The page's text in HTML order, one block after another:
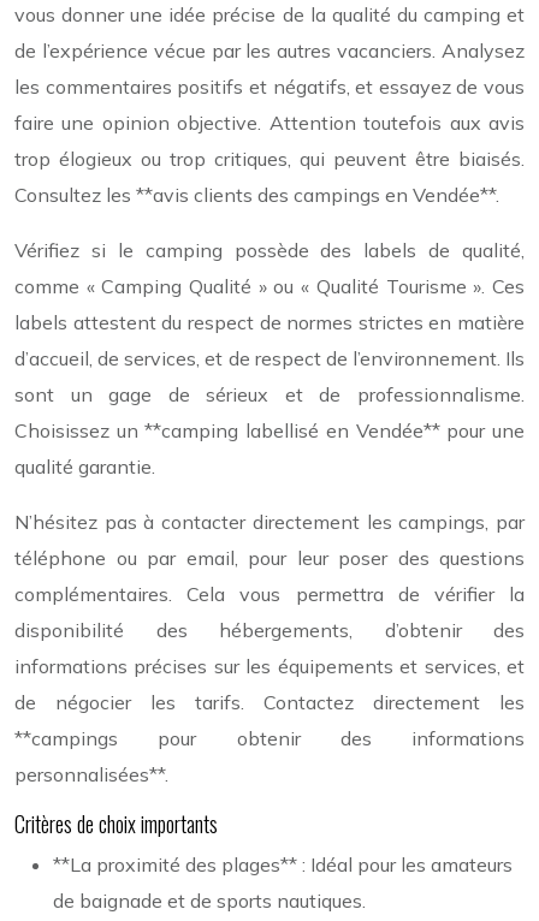
vous donner une idée précise de la qualité du camping et
de l’expérience vécue par les autres vacanciers. Analysez
les commentaires positifs et négatifs, et essayez de vous
faire une opinion objective. Attention toutefois aux avis
trop élogieux ou trop critiques, qui peuvent être biaisés.
Consultez les **avis clients des campings en Vendée**.
Vérifiez si le camping possède des labels de qualité,
comme « Camping Qualité » ou « Qualité Tourisme ». Ces
labels attestent du respect de normes strictes en matière
d’accueil, de services, et de respect de l’environnement. Ils
sont un gage de sérieux et de professionnalisme.
Choisissez un **camping labellisé en Vendée** pour une
qualité garantie.
N’hésitez pas à contacter directement les campings, par
téléphone ou par email, pour leur poser des questions
complémentaires. Cela vous permettra de vérifier la
disponibilité des hébergements, d’obtenir des
informations précises sur les équipements et services, et
de négocier les tarifs. Contactez directement les
**campings pour obtenir des informations
personnalisées**.
Critères de choix importants
**La proximité des plages** : Idéal pour les amateurs
de baignade et de sports nautiques.